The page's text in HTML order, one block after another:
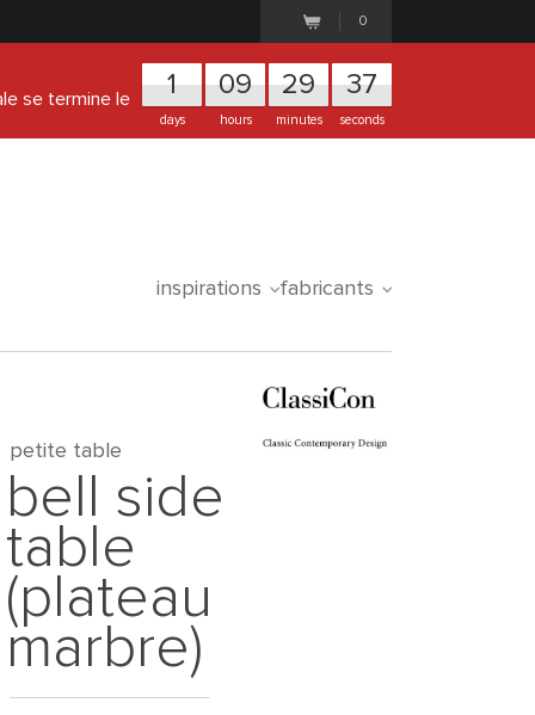
0
se termine le 1
days
09
hours
29
minutes
37
seconds
inspirations fabricants
petite table
bell side
table
(plateau
marbre)